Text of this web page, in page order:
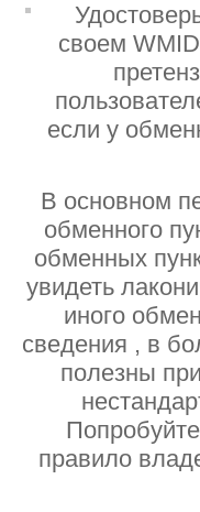
своем
если у
В основном
обменного
обменных
увидеть
иного
сведения , в
полезны
правило